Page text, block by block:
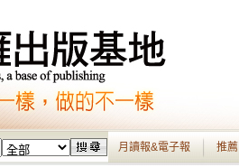
月讀報&電子報 推